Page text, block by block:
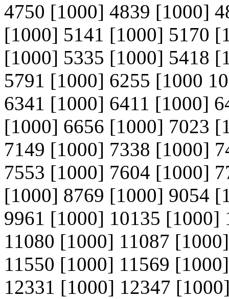
4750 [1000] 4839 [1000]
[1000] 5141 [1000] 5170
[1000] 5335 [1000] 5418
5791 [1000] 6255 [1000
6341 [1000] 6411 [1000]
[1000] 6656 [1000] 7023
7149 [1000] 7338 [1000]
7553 [1000] 7604 [1000]
[1000] 8769 [1000] 9054
9961 [1000] 10135
11080 [1000] 11087
11550 [1000] 11569
12331 [1000] 12347